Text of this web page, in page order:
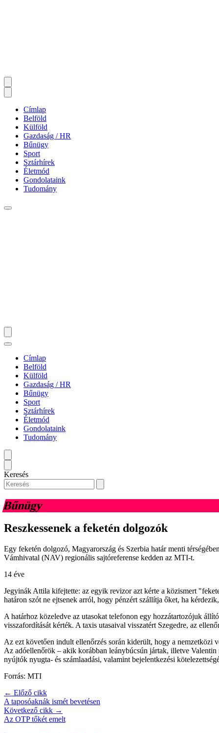
Címlap
Belföld
Külföld
Gazdaság / HR
Bűnügy
Sport
Sztárhírek
Életmód
Gondolataink
Tudomány
Címlap
Belföld
Külföld
Gazdaság / HR
Bűnügy
Sport
Sztárhírek
Életmód
Gondolataink
Tudomány
Keresés
Bűnügy
Reszkessenek a feketén dolgozók
Egy feketén dolgozó, Magyarország és Szerbia határ menti
Vámhivatal (NAV) regionális sajtóreferense kedden az MTI-t.
14 éve
Jegyinák Attila kifejtette: az egyik revizor azt kérte a közismert
határon szót ne ejtsenek arról, hogy pénzért szállítja őket, ha
A határhoz közeledve az utasokat telefonon egy hozzátartozójuk
visszafordítását kérték. A taxis utasaival visszatért Szegedre, az
Az ezt követően indult ellenőrzés során kiderült, hogy a nemzetközi
Az adóellenőrök – akik korábban leánybúcsún jártak, illetve Valentin
nyújtók nyugta- és számlaadási, valamint bejelentkezési
Forrás: MTI
← Előző cikk
A taposóaknák ismét bevetésen
Következő cikk →
Az OTP tőkét emelt